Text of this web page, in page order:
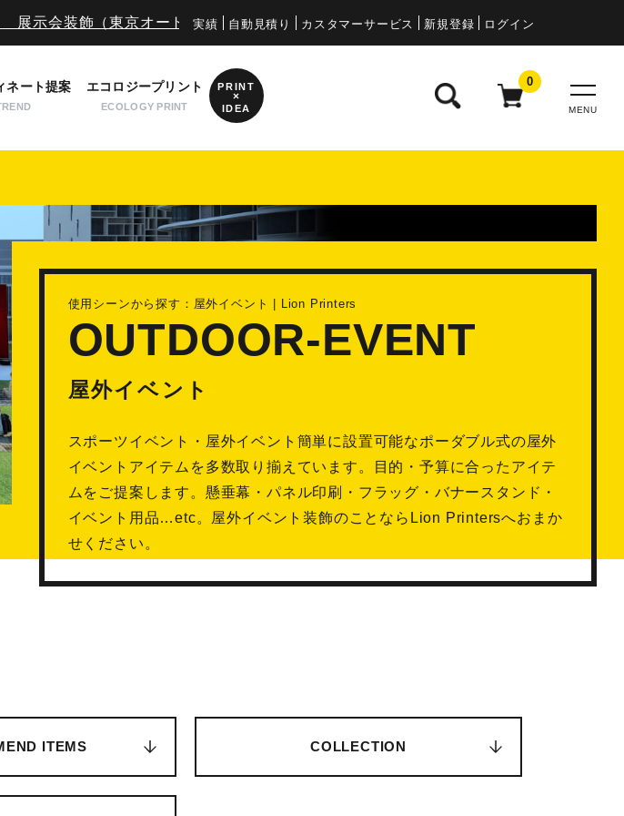
東京オートサロン）実績紹介 2025.11.25 株式会社石川工場
実績 自動見積り カスタマーサービス 新規登録 ログイン
ネート提案 エコロジープリント
ECOLOGY PRINT
PRINT
×
IDEA
0
MENU
使用シーンから探す：屋外イベント | Lion Printers
OUTDOOR-EVENT
屋外イベント
スポーツイベント・屋外イベント簡単に設置可能なポーダブル式の屋外
イベントアイテムを多数取り揃えています。目的・予算に合ったアイテ
ムをご提案します。懸垂幕・パネル印刷・フラッグ・バナースタンド・
イベント用品…etc。屋外イベント装飾のことならLion Printersへおまか
せください。
ITEMS COLLECTION